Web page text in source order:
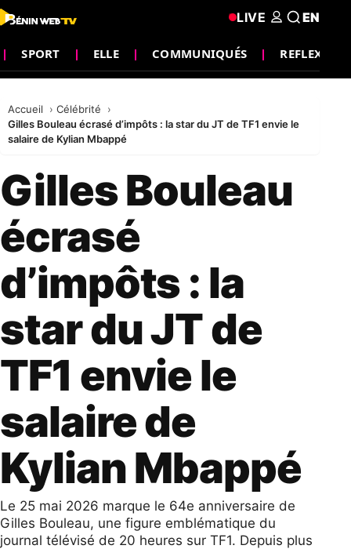
SPORT ELLE COMMUNIQUÉS
LIVE EN
Accueil
Célébrité
Gilles Bouleau écrasé d’impôts : la star du JT de TF1 envie le
salaire de Kylian Mbappé
Gilles Bouleau
écrasé
d’impôts : la
star du JT de
TF1 envie le
salaire de
Kylian Mbappé
Le 25 mai 2026 marque le 64e anniversaire de
Gilles Bouleau, une figure emblématique du
journal télévisé de 20 heures sur TF1. Depuis plus